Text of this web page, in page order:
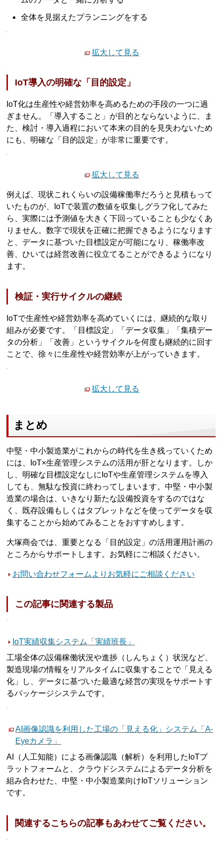
全体を見据えたプランニングをする
拡大して見る
IoT導入の明確な「目的設定」
IoT化は生産性や経営効率を高めるための手段の一つに過
ぎません。「導入すること」が目的とならないように、ま
た、検討・導入過程において本来の目的を見失わないため
にも、明確な「目的設定」が非常に重要です。
拡大して見る
例えば、現状これくらいの設備稼働率だろうと見積もって
いたものが、IoTで装置の数値を収集しグラフ化してみた
ら、実際には予測値を大きく下回っていることも少なくあ
りません。数字で現状を正確に把握できるようになります
と、データに基づいた目標設定が可能になり、稼働率改
善、ひいては経営改善に役立てることができるようになり
ます。
検証・実行サイクルの継続
IoTで生産性や経営効率を高めていくには、継続的な取り
組みが必要です。「目標設定」「データ収集」「集積デー
タの分析」「改善」というサイクルを何度も継続的に回す
ことで、徐々に生産性や経営効率が上がっていきます。
拡大して見る
まとめ
中堅・中小製造業がこれからの時代を生き残っていくため
には、IoT×生産管理システムの活用が肝となります。しか
し、明確な目標設定なしにIoTや生産管理システムを導入
しても、無駄な投資に終わってしまいます。中堅・中小製
造業の場合は、いきなり新たな設備投資をするのではな
く、既存設備もしくはタブレットなどを使ってデータを収
集することから始めてみることをおすすめします。
大塚商会では、重要となる「目的設定」の活用運用計画の
ところからサポートします。お気軽にご相談ください。
お問い合わせフォームよりお気軽にご相談ください
この記事に関連する製品
IoT実績収集システム「実績班長」
工場全体の設備稼働状況や進捗（しんちょく）状況など、
製造現場の情報をリアルタイムに収集することで「見える
化」し、データに基づいた最適な経営の実現をサポートす
るパッケージシステムです。
AI画像認識を利用した工場の「見える化」システム「A-
Eyeカメラ」
AI（人工知能）による画像認識（解析）を利用したIoTプ
ラットフォームと、クラウドシステムによるデータ分析を
組み合わせた、中堅・中小製造業向けIoTソリューション
です。
関連するこちらの記事もあわせてご覧ください。